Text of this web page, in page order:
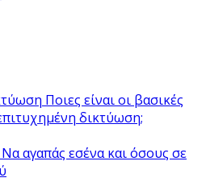
Ποιες είναι οι βασικές
δικτύωση;
Να αγαπάς εσένα και όσους σε